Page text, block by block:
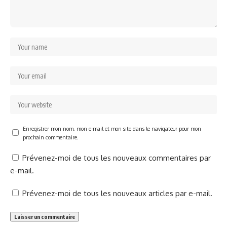
Enregistrer mon nom, mon e-mail et mon site dans le navigateur pour mon
prochain commentaire.
Prévenez-moi de tous les nouveaux commentaires par
e-mail.
Prévenez-moi de tous les nouveaux articles par e-mail.